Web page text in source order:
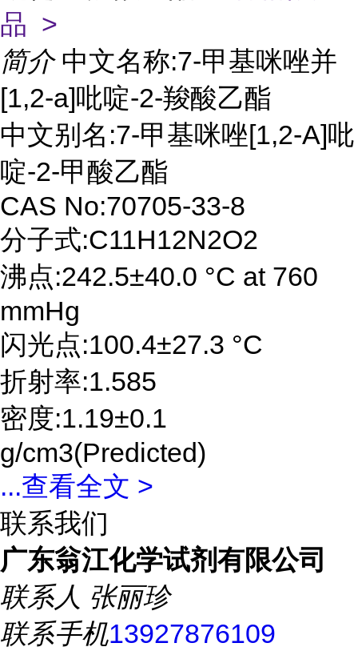
品 >
简介 中文名称:7-甲基咪唑并
[1,2-a]吡啶-2-羧酸乙酯
中文别名:7-甲基咪唑[1,2-A]吡
啶-2-甲酸乙酯
CAS No:70705-33-8
分子式:C11H12N2O2
沸点:242.5±40.0 °C at 760
mmHg
闪光点:100.4±27.3 °C
折射率:1.585
密度:1.19±0.1
g/cm3(Predicted)
...查看全文 >
联系我们
广东翁江化学试剂有限公司
联系人 张丽珍
联系手机13927876109